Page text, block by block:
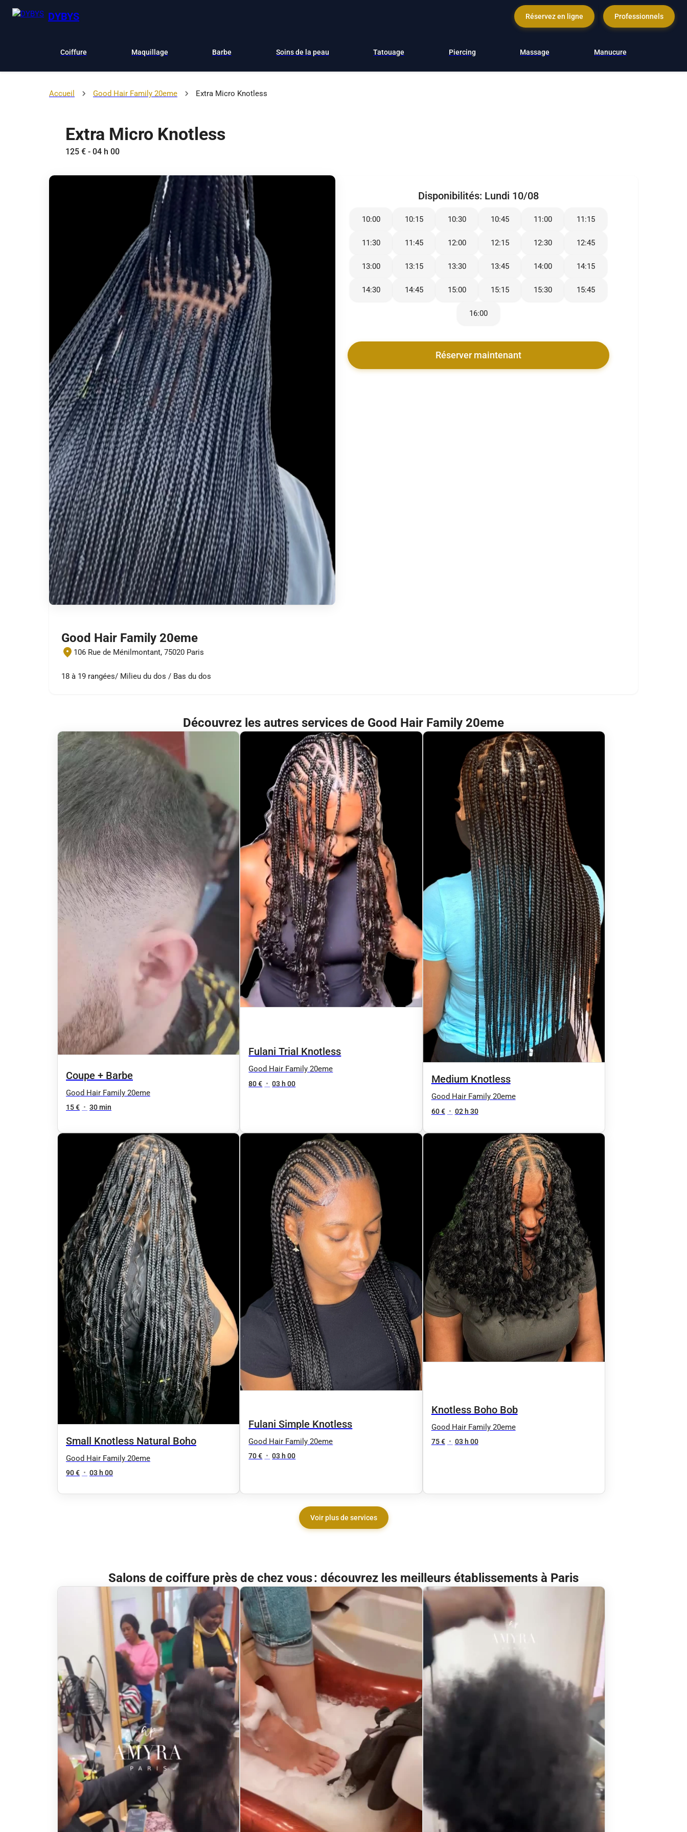
DYBYS Réservez en ligne Professionnels
Coiffure Maquillage Barbe Soins de la peau Tatouage Piercing Massage Manucure
Accueil Good Hair Family 20eme Extra Micro Knotless
Extra Micro Knotless
125 € - 04 h 00
Good Hair Family 20eme
106 Rue de Ménilmontant, 75020 Paris
18 à 19 rangées/ Milieu du dos / Bas du dos
Disponibilités: Lundi 10/08
10:00 10:15 10:30 10:45 11:00 11:15
11:30 11:45 12:00 12:15 12:30 12:45
13:00 13:15 13:30 13:45 14:00 14:15
14:30 14:45 15:00 15:15 15:30 15:45
16:00
Réserver maintenant
Découvrez les autres services de Good Hair Family 20eme
Coupe + Barbe
Good Hair Family 20eme
15 € • 30 min
Fulani Trial Knotless
Good Hair Family 20eme
80 € • 03 h 00 Medium Knotless
Good Hair Family 20eme
60 € • 02 h 30
Small Knotless Natural Boho
Good Hair Family 20eme
90 € • 03 h 00
Fulani Simple Knotless
Good Hair Family 20eme
70 € • 03 h 00
Knotless Boho Bob
Good Hair Family 20eme
75 € • 03 h 00
Voir plus de services
Salons de coiffure près de chez vous : découvrez les meilleurs établissements à Paris